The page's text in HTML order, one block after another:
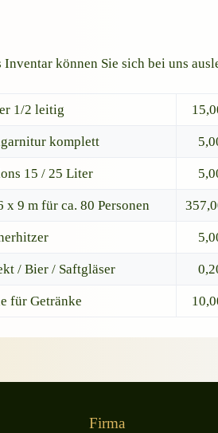
Inventar können Sie sich bei uns
1/2 leitig
komplett
15 / 25 Liter
x 9 m für ca. 80 Personen
/ Bier / Saftgläser
für Getränke
Firma